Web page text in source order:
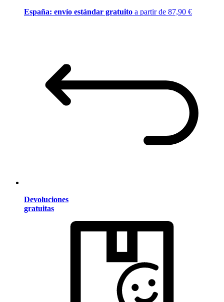
España: envío estándar gratuito a partir de 87,90 €
Devoluciones
gratuitas